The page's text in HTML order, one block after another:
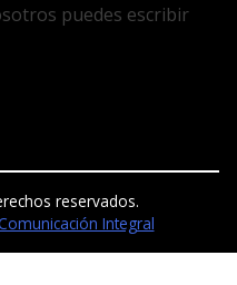
puedes escribir
reservados.
Integral